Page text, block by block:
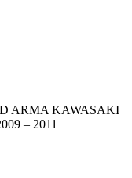
ARMA KAWASAKI
– 2011